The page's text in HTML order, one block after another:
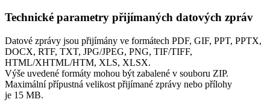
Technické parametry přijímaných datových zpráv
Datové zprávy jsou přijímány ve formátech PDF, GIF, PPT, PPTX,
DOCX, RTF, TXT, JPG/JPEG, PNG, TIF/TIFF,
HTML/XHTML/HTM, XLS, XLSX.
Výše uvedené formáty mohou být zabalené v souboru ZIP.
Maximální přípustná velikost přijímané zprávy nebo přílohy
je 15 MB.